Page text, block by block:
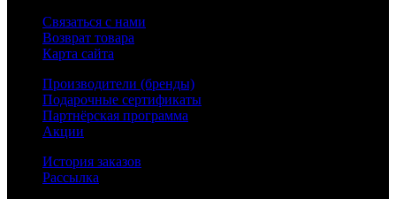
Связаться с нами
Возврат товара
Карта сайта
Производители (бренды)
Подарочные сертификаты
Партнёрская программа
Акции
История заказов
Рассылка